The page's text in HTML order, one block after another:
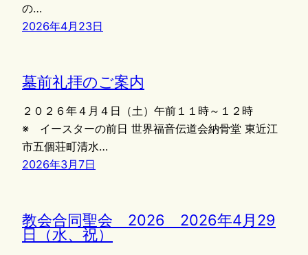
の…
2026年4月23日
墓前礼拝のご案内
２０２６年４月４日（土）午前１１時～１２時
※ イースターの前日 世界福音伝道会納骨堂 東近江
市五個荘町清水…
2026年3月7日
教会合同聖会 2026 2026年4月29
日（水、祝）